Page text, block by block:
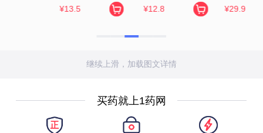
¥198
¥229
继续上滑，加载图文详情
买药就上1药网